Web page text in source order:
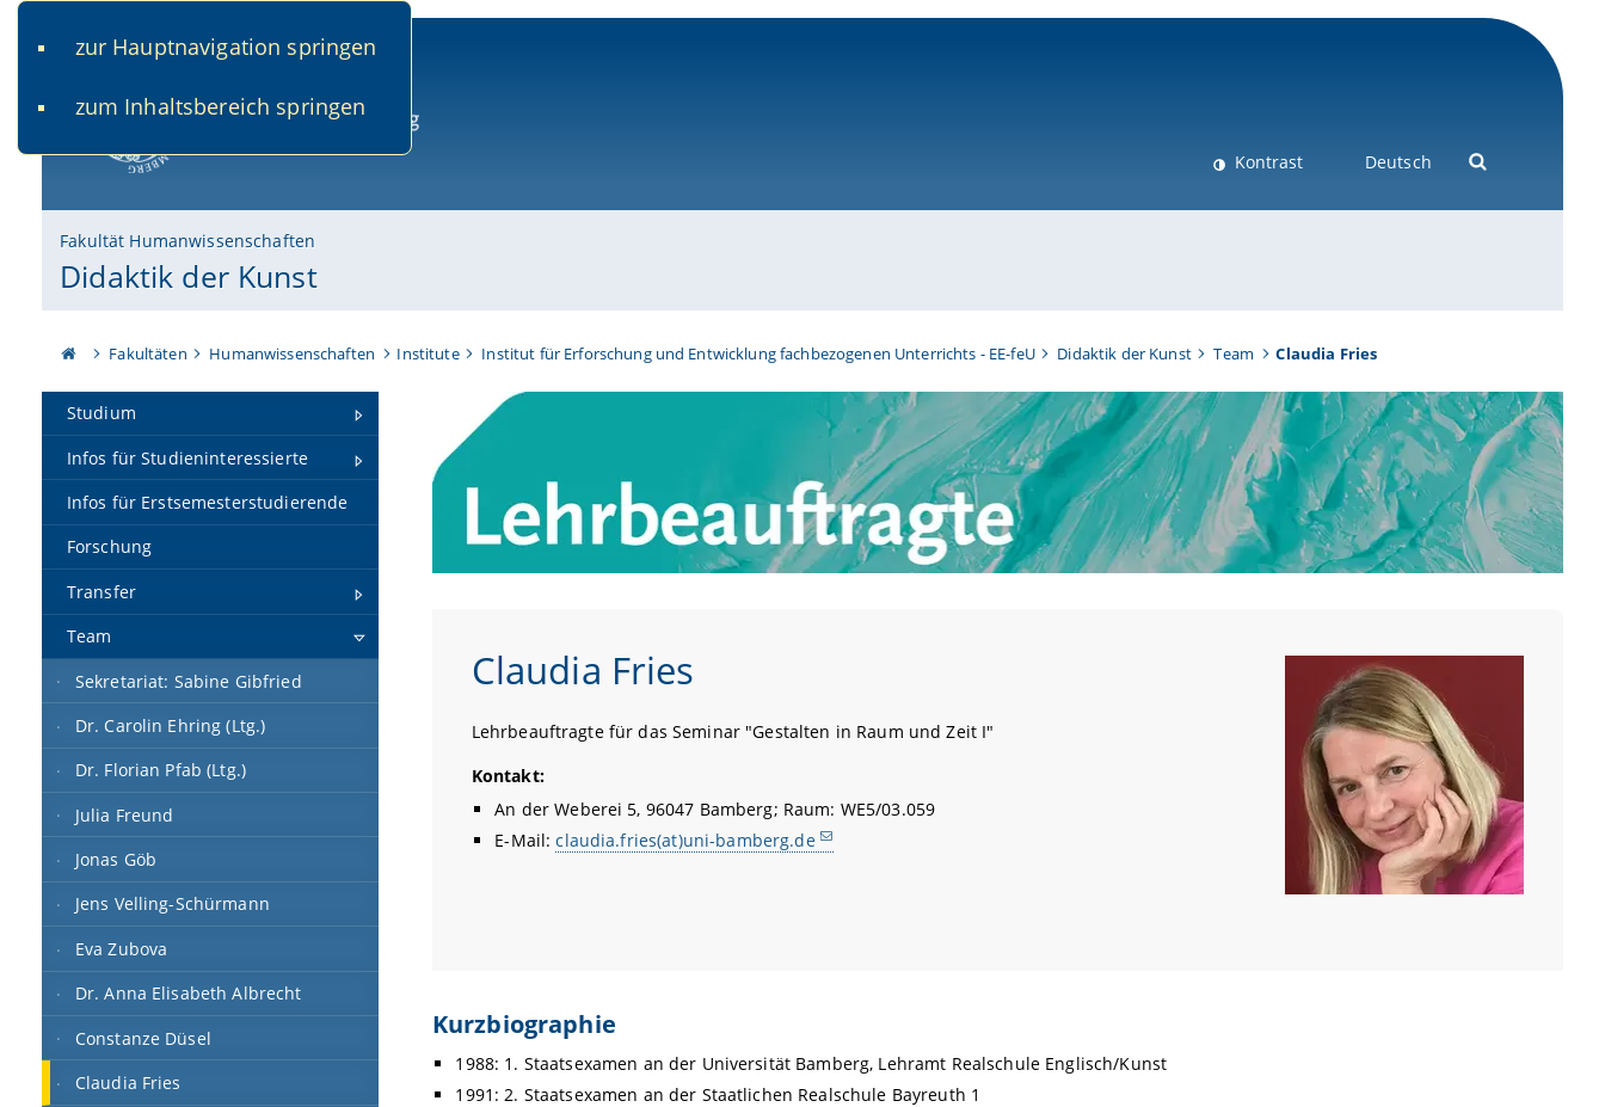
zur Hauptnavigation springen
zum Inhaltsbereich springen
Kontrast Deutsch
Fakultät Humanwissenschaften
Didaktik der Kunst
Fakultäten Humanwissenschaften Institute Institut für Erforschung und Entwicklung fachbezogenen Unterrichts - EE-feU Didaktik der Kunst Team Claudia Fries
Studium
Infos für Studieninteressierte
Infos für Erstsemesterstudierende
Forschung
Transfer
Team
Sekretariat: Sabine Gibfried
Dr. Carolin Ehring (Ltg.)
Dr. Florian Pfab (Ltg.)
Julia Freund
Jonas Göb
Jens Velling-Schürmann
Eva Zubova
Dr. Anna Elisabeth Albrecht
Constanze Düsel
Claudia Fries
Claudia Fries
Lehrbeauftragte für das Seminar "Gestalten in Raum und Zeit I"
Kontakt:
An der Weberei 5, 96047 Bamberg; Raum: WE5/03.059
E-Mail:claudia.fries(at)uni-bamberg.de
Kurzbiographie
1988: 1. Staatsexamen an der Universität Bamberg, Lehramt Realschule Englisch/Kunst
1991: 2. Staatsexamen an der Staatlichen Realschule Bayreuth 1